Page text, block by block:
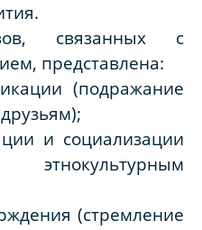
связанных с
представлена:
(подражание
и социализации
(стремление